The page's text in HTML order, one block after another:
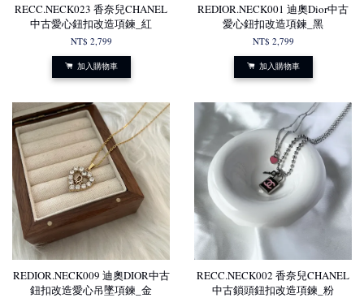
RECC.NECK023 香奈兒CHANEL
中古愛心鈕扣改造項鍊_紅
NT$ 2,799
加入購物車
REDIOR.NECK001 迪奧Dior中古
愛心鈕扣改造項鍊_黑
NT$ 2,799
加入購物車
REDIOR.NECK009 迪奧DIOR中古
鈕扣改造愛心吊墜項鍊_金
RECC.NECK002 香奈兒CHANEL
中古鎖頭鈕扣改造項鍊_粉